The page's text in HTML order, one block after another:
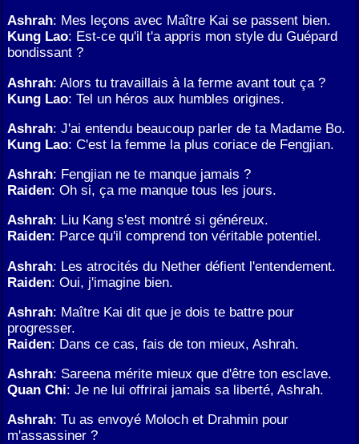
Ashrah: Mes leçons avec Maître Kai se passent bien.
Kung Lao: Est-ce qu'il t'a appris mon style du Guépard
bondissant ?
Ashrah: Alors tu travaillais à la ferme avant tout ça ?
Kung Lao: Tel un héros aux humbles origines.
Ashrah: J'ai entendu beaucoup parler de ta Madame Bo.
Kung Lao: C'est la femme la plus coriace de Fengjian.
Ashrah: Fengjian ne te manque jamais ?
Raiden: Oh si, ça me manque tous les jours.
Ashrah: Liu Kang s'est montré si généreux.
Raiden: Parce qu'il comprend ton véritable potentiel.
Ashrah: Les atrocités du Nether défient l'entendement.
Raiden: Oui, j'imagine bien.
Ashrah: Maître Kai dit que je dois te battre pour
progresser.
Raiden: Dans ce cas, fais de ton mieux, Ashrah.
Ashrah: Sareena mérite mieux que d'être ton esclave.
Quan Chi: Je ne lui offrirai jamais sa liberté, Ashrah.
Ashrah: Tu as envoyé Moloch et Drahmin pour
m'assassiner ?